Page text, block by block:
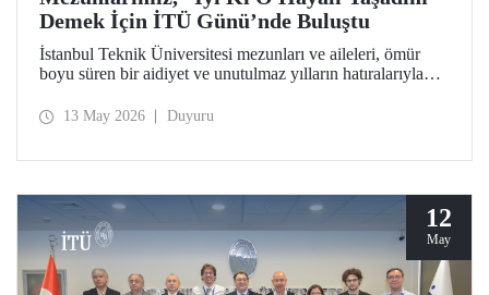
Demek İçin İTÜ Günü’nde Buluştu
İstanbul Teknik Üniversitesi mezunları ve aileleri, ömür
boyu süren bir aidiyet ve unutulmaz yılların hatıralarıyla
70 yıl ve ötesine uzanan kuşaklar, İTÜ’lü olabilme
13 May 2026 Duyuru
12
May